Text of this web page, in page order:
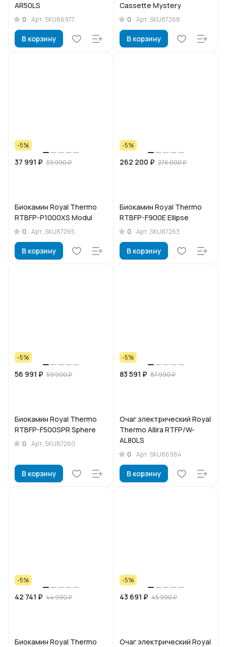
AR50LS
0 Арт. SKU86977
В корзину
Cassette Mystery
0 Арт. SKU87268
В корзину
-5%
37 991 ₽ 39 990 ₽
Биокамин Royal Thermo
RTBFP-P1000XS Modul
0 Арт. SKU87265
В корзину
-5%
262 200 ₽ 276 000 ₽
Биокамин Royal Thermo
RTBFP-F900E Ellipse
0 Арт. SKU87263
В корзину
-5%
56 991 ₽ 59 990 ₽
Биокамин Royal Thermo
RTBFP-F500SPR Sphere
0 Арт. SKU87260
В корзину
-5%
83 591 ₽ 87 990 ₽
Очаг электрический Royal
Thermo Allira RTFP/W-
AL80LS
0 Арт. SKU86984
В корзину
-5%
42 741 ₽ 44 990 ₽
Биокамин Royal Thermo
-5%
43 691 ₽ 45 990 ₽
Очаг электрический Royal